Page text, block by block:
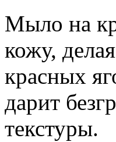
Мыло на
кожу,
красных
дарит
текстуры.